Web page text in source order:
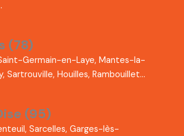
(78)
Germain-en-Laye, Mantes-la-
Sartrouville, Houilles, Rambouillet…
(95)
Sarcelles, Garges-lès-